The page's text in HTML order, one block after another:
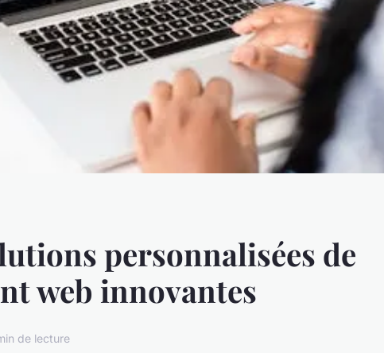
personnalisées de
web innovantes
de lecture